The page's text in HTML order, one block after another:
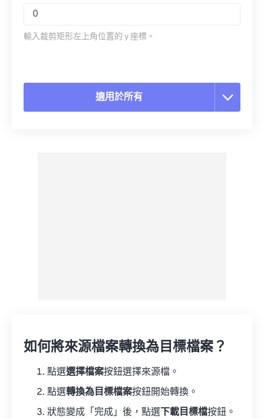
輸入裁剪矩形左上角位置的 y 座標。
適用於所有
如何將來源檔案轉換為目標檔案？
點選選擇檔案按鈕選擇來源檔。
點選轉換為目標檔案按鈕開始轉換。
狀態變成「完成」後，點選 下載目標檔按鈕。